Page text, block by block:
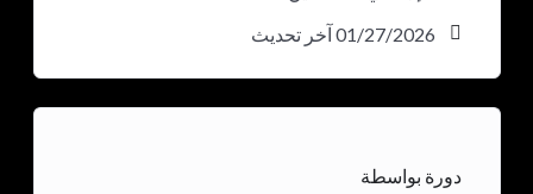
01/27/2026 آخر تحديث
دورة بواسطة